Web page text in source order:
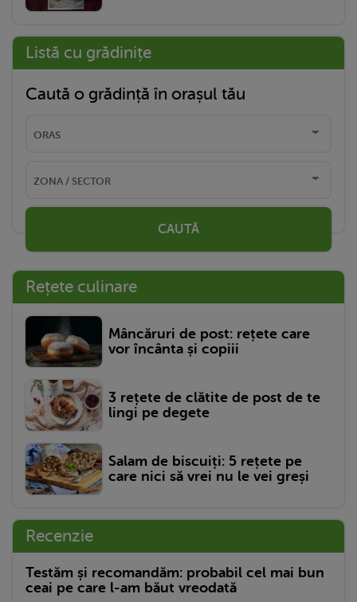
Listă cu grădinițe
Caută o grădință în orașul tău
CAUTĂ
Rețete culinare
Mâncăruri de post: rețete care
vor încânta și copiii
3 rețete de clătite de post de te
lingi pe degete
Salam de biscuiți: 5 rețete pe
care nici să vrei nu le vei greși
Recenzie
Testăm și recomandăm: probabil cel mai bun
ceai pe care l-am băut vreodată